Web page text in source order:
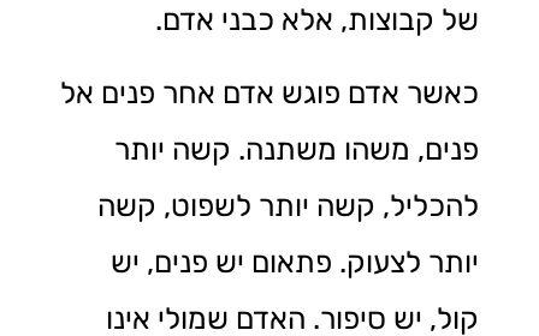
של קבוצות, אלא כבני אדם.
כאשר אדם פוגש אדם אחר פנים אל
פנים, משהו משתנה. קשה יותר
להכליל, קשה יותר לשפוט, קשה
יותר לצעוק. פתאום יש פנים, יש
קול, יש סיפור. האדם שמולי אינו